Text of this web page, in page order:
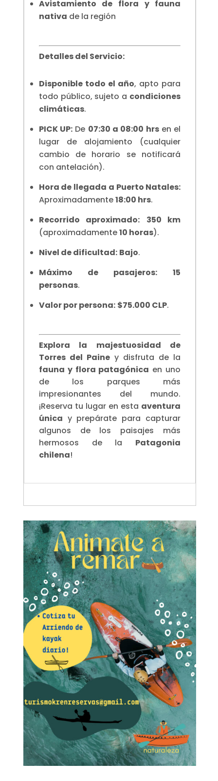
Avistamiento de flora y fauna
nativa de la región
Detalles del Servicio:
Disponible todo el año, apto para
todo público, sujeto a condiciones
climáticas.
PICK UP: De 07:30 a 08:00 hrsen el
lugar de alojamiento (cualquier
cambio de horario se notificará
con antelación).
Hora de llegada a Puerto Natales:
Aproximadamente18:00 hrs.
Recorrido aproximado:
350 km
(aproximadamente10 horas).
Nivel de dificultad: Bajo.
Máximo de pasajeros:
15
personas.
Valor por persona: $75.000 CLP.
Explora la majestuosidad de
Torres del Painey disfruta de la
fauna y flora patagónica en uno
de los parques más
impresionantes del mundo.
¡Reserva tu lugar en esta aventura
única y prepárate para capturar
algunos de los paisajes más
hermosos de la Patagonia
chilena!